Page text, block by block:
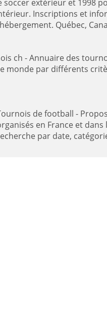
soccer extérieur et 1998
Inscriptions et
Québec,
tournois en Suisse et
monde par différents
de football - Propose tous les tournois
en France et dans
recherche par